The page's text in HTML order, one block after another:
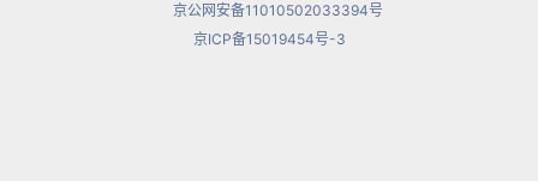
京公网安备11010502033394号
京ICP备15019454号-3